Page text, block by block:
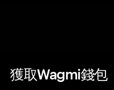
獲取Wagmi錢包